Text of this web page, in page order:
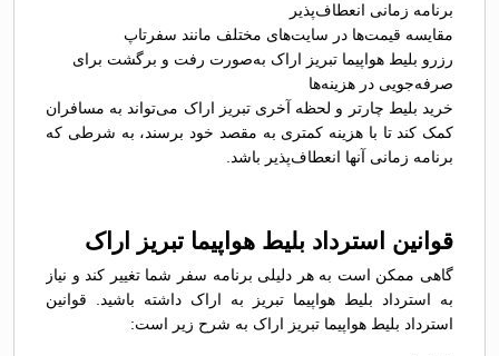
برنامه زمانی انعطاف‌پذیر
مقایسه قیمت‌ها در سایت‌های مختلف مانند سفرتاپ
رزرو بلیط هواپیما تبریز اراک به‌صورت رفت و برگشت برای
صرفه‌جویی در هزینه‌ها
خرید بلیط چارتر و لحظه آخری تبریز اراک می‌تواند به مسافران
کمک کند تا با هزینه کمتری به مقصد خود برسند، به شرطی که
برنامه زمانی آنها انعطاف‌پذیر باشد.
قوانین استرداد بلیط هواپیما تبریز اراک
گاهی ممکن است به هر دلیلی برنامه سفر شما تغییر کند و نیاز
به استرداد بلیط هواپیما تبریز به اراک داشته باشید. قوانین
استرداد بلیط هواپیما تبریز اراک به شرح زیر است: